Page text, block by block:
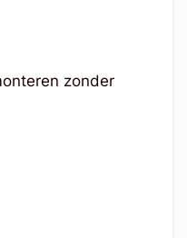
zonder